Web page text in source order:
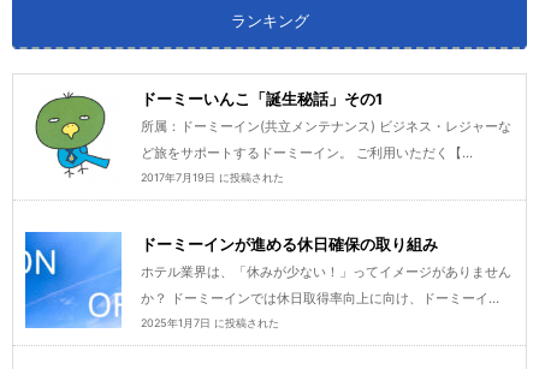
ランキング
ドーミーいんこ「誕生秘話」その1
所属：ドーミーイン(共立メンテナンス) ビジネス・レジャーな
ど旅をサポートするドーミーイン。 ご利用いただく【...
2017年7月19日 に投稿された
ドーミーインが進める休日確保の取り組み
ホテル業界は、「休みが少ない！」ってイメージがありません
か？ ドーミーインでは休日取得率向上に向け、ドーミーイ...
2025年1月7日 に投稿された